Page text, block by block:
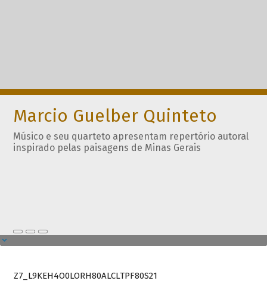
Marcio Guelber Quinteto
Músico e seu quarteto apresentam repertório autoral
inspirado pelas paisagens de Minas Gerais
Z7_L9KEH4O0LORH80ALCLTPF80S21